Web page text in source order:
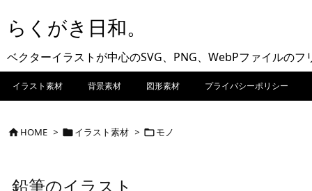
らくがき日和。
ベクターイラストが中心のSVG、PNG、WebPファイルのフ
イラスト素材 背景素材 図形素材 プライバシーポリシー
HOME > イラスト素材 > モノ
鉛筆のイラスト